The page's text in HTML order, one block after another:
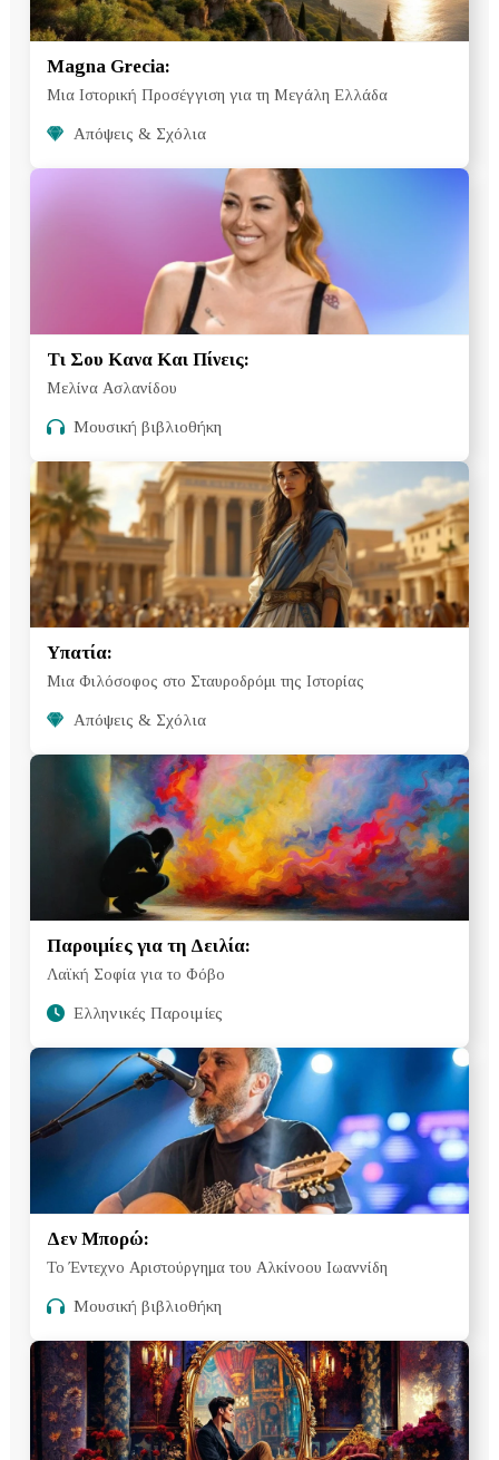
Magna Grecia:
Μια Ιστορική Προσέγγιση για τη Μεγάλη Ελλάδα
Απόψεις & Σχόλια
Τι Σου Κανα Και Πίνεις:
Μελίνα Ασλανίδου
Μουσική βιβλιοθήκη
Υπατία:
Μια Φιλόσοφος στο Σταυροδρόμι της Ιστορίας
Απόψεις & Σχόλια
Παροιμίες για τη Δειλία:
Λαϊκή Σοφία για το Φόβο
Ελληνικές Παροιμίες
Δεν Μπορώ:
Το Έντεχνο Αριστούργημα του Αλκίνοου Ιωαννίδη
Μουσική βιβλιοθήκη